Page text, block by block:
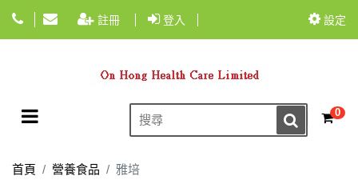
設定
註冊 登入
Toggle navigation 0
首頁 營養食品 雅培